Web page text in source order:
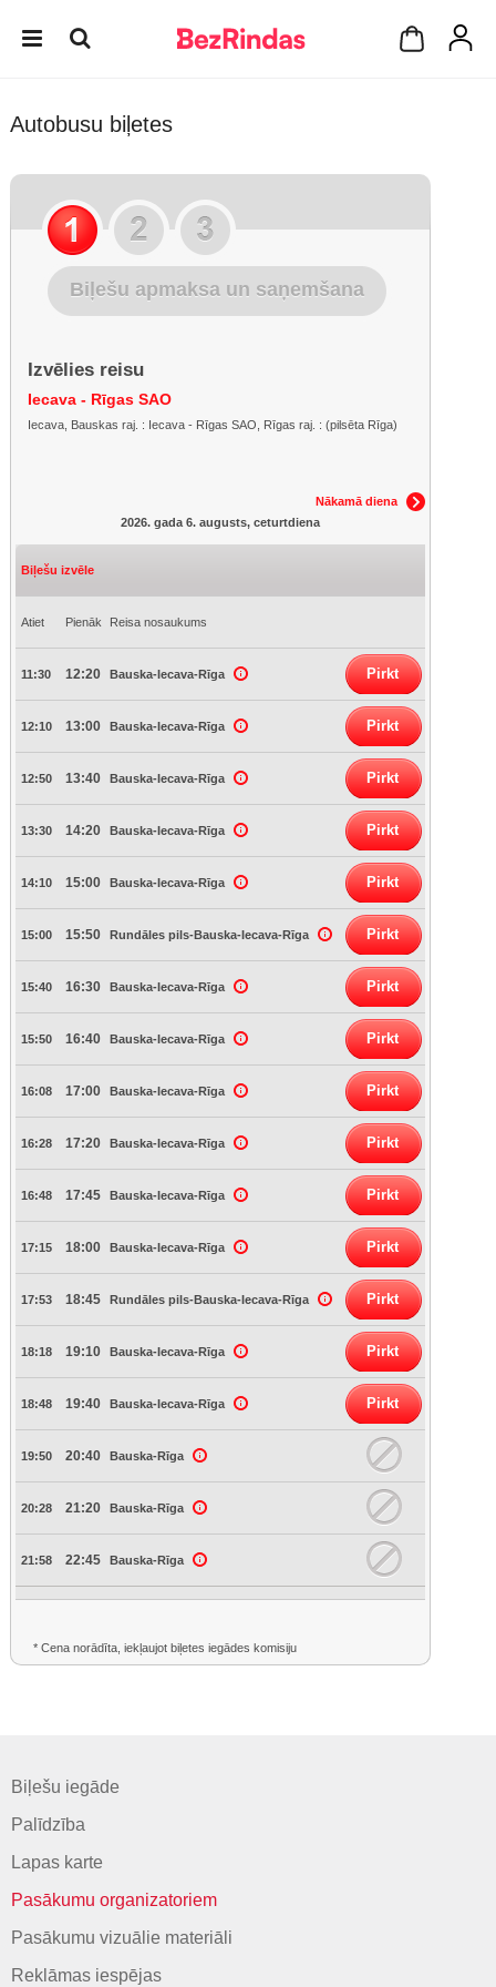
Autobusu biļetes
Biļešu apmaksa un saņemšana
Izvēlies reisu
Iecava - Rīgas SAO
Iecava, Bauskas raj. : Iecava - Rīgas SAO, Rīgas raj. : (pilsēta Rīga)
Nākamā diena
2026. gada 6. augusts, ceturtdiena
Biļešu izvēle
Atiet Pienāk Reisa nosaukums
11:30 12:20 Bauska-Iecava-Rīga Pirkt
12:10 13:00 Bauska-Iecava-Rīga Pirkt
12:50 13:40 Bauska-Iecava-Rīga Pirkt
13:30 14:20 Bauska-Iecava-Rīga Pirkt
14:10 15:00 Bauska-Iecava-Rīga Pirkt
15:00 15:50 Rundāles pils-Bauska-Iecava-Rīga Pirkt
15:40 16:30 Bauska-Iecava-Rīga Pirkt
15:50 16:40 Bauska-Iecava-Rīga Pirkt
16:08 17:00 Bauska-Iecava-Rīga Pirkt
16:28 17:20 Bauska-Iecava-Rīga Pirkt
16:48 17:45 Bauska-Iecava-Rīga Pirkt
17:15 18:00 Bauska-Iecava-Rīga Pirkt
17:53 18:45 Rundāles pils-Bauska-Iecava-Rīga Pirkt
18:18 19:10 Bauska-Iecava-Rīga Pirkt
18:48 19:40 Bauska-Iecava-Rīga Pirkt
19:50 20:40 Bauska-Rīga
20:28 21:20 Bauska-Rīga
21:58 22:45 Bauska-Rīga
* Cena norādīta, iekļaujot biļetes iegādes komisiju
Biļešu iegāde
Palīdzība
Lapas karte
Pasākumu organizatoriem
Pasākumu vizuālie materiāli
Reklāmas iespējas